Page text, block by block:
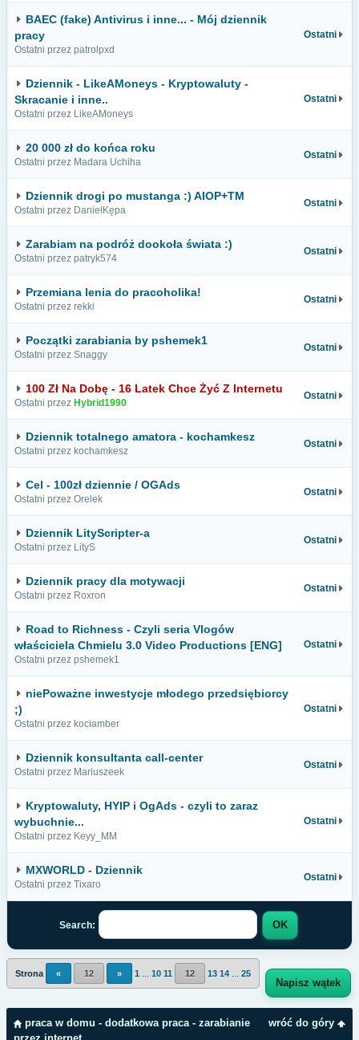
BAEC (fake) Antivirus i inne... - Mój dziennik
pracy
Ostatni przez patrolpxd
Ostatni
Dziennik - LikeAMoneys - Kryptowaluty -
Skracanie i inne..
Ostatni przez LikeAMoneys
Ostatni
20 000 zł do końca roku
Ostatni przez Madara Uchiha
Ostatni
Dziennik drogi po mustanga :) AIOP+TM
Ostatni przez DanielKępa
Ostatni
Zarabiam na podróż dookoła świata :)
Ostatni przez patryk574
Ostatni
Przemiana lenia do pracoholika!
Ostatni przez rekki
Ostatni
Początki zarabiania by pshemek1
Ostatni przez Snaggy
Ostatni
100 Zł Na Dobę - 16 Latek Chce Żyć Z Internetu
Ostatni przez Hybrid1990
Ostatni
Dziennik totalnego amatora - kochamkesz
Ostatni przez kochamkesz
Ostatni
Cel - 100zł dziennie / OGAds
Ostatni przez Orelek
Ostatni
Dziennik LityScripter-a
Ostatni przez LityS
Ostatni
Dziennik pracy dla motywacji
Ostatni przez Roxron
Ostatni
Road to Richness - Czyli seria Vlogów
właściciela Chmielu 3.0 Video Productions [ENG]
Ostatni przez pshemek1
Ostatni
niePoważne inwestycje młodego przedsiębiorcy
;)
Ostatni przez kociamber
Ostatni
Dziennik konsultanta call-center
Ostatni przez Mariuszeek
Ostatni
Kryptowaluty, HYIP i OgAds - czyli to zaraz
wybuchnie...
Ostatni przez Keyy_MM
Ostatni
MXWORLD - Dziennik
Ostatni przez Tixaro
Ostatni
Search:
Strona « 12 » 1 10 11 12 13 14 25
Napisz wątek
wróć do góry
praca w domu - dodatkowa praca - zarabianie